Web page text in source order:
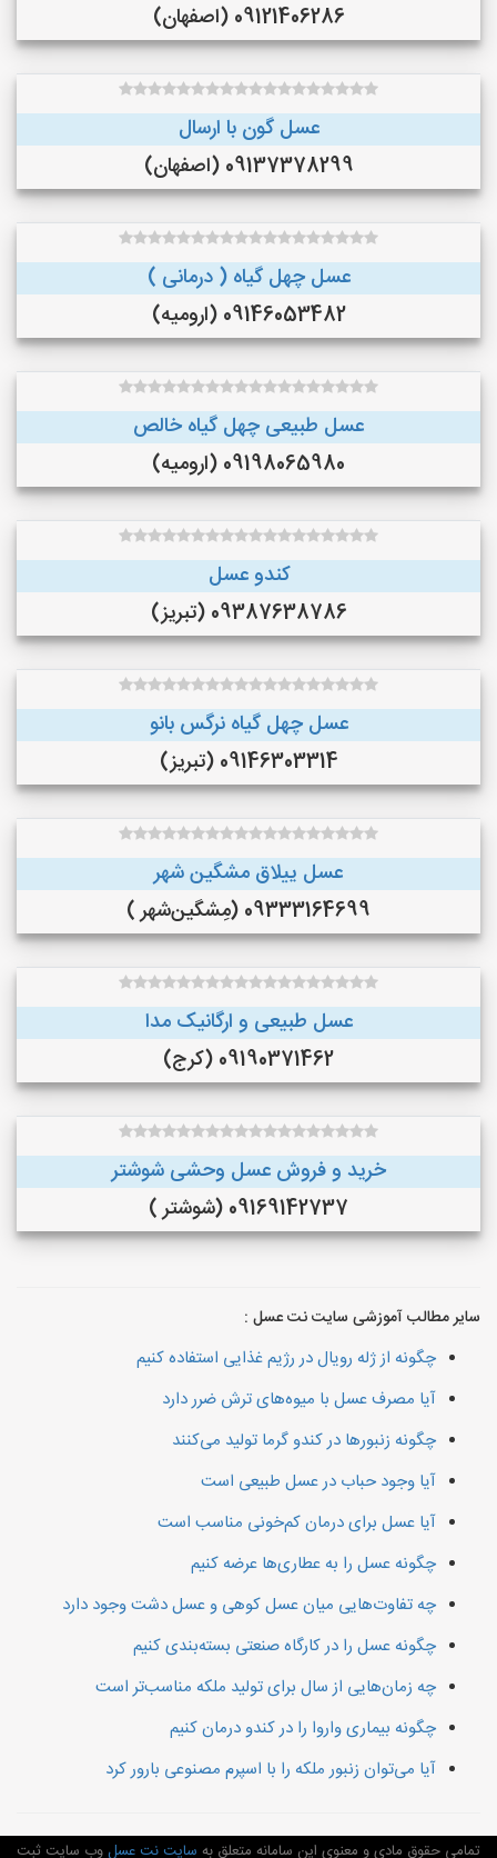
09121406286 (اصفهان)
عسل گون با ارسال
09137378299 (اصفهان)
عسل چهل گیاه ( درمانی )
09146053482 (ارومیه)
عسل طبیعی چهل گیاه خالص
09198065980 (ارومیه)
کندو عسل
09387638786 (تبریز)
عسل چهل گیاه نرگس بانو
09146303314 (تبریز)
عسل ییلاق مشگین شهر
09333164699 (مِشگین‌شهر )
عسل طبیعی و ارگانیک مدا
09190371462 (کرج)
خرید و فروش عسل وحشی شوشتر
09169142737 (شوشتر )
سایر مطالب آموزشی سایت نت عسل :
چگونه از ژله رویال در رژیم غذایی استفاده کنیم
آیا مصرف عسل با میوه‌های ترش ضرر دارد
چگونه زنبورها در کندو گرما تولید می‌کنند
آیا وجود حباب در عسل طبیعی است
آیا عسل برای درمان کم‌خونی مناسب است
چگونه عسل را به عطاری‌ها عرضه کنیم
چه تفاوت‌هایی میان عسل کوهی و عسل دشت وجود دارد
چگونه عسل را در کارگاه صنعتی بسته‌بندی کنیم
چه زمان‌هایی از سال برای تولید ملکه مناسب‌تر است
چگونه بیماری واروا را در کندو درمان کنیم
آیا می‌توان زنبور ملکه را با اسپرم مصنوعی بارور کرد
تمامی حقوق مادی و معنوی این سامانه متعلق به سایت نت عسل وب سایت ثبت